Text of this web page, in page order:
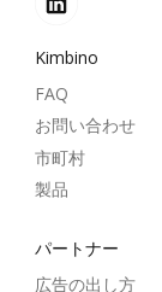
Kimbino
FAQ
お問い合わせ
市町村
製品
パートナー
広告の出し方